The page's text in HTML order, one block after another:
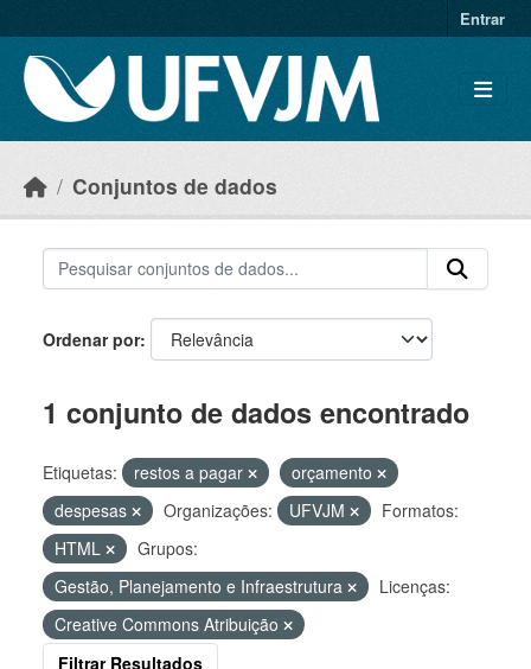
Entrar
Conjuntos de dados
Ordenar por
1 conjunto de dados encontrado
Etiquetas: restos a pagar
orçamento
despesas
Organizações: UFVJM
Formatos:
HTML
Grupos:
Gestão, Planejamento e Infraestrutura
Licenças:
Creative Commons Atribuição
Filtrar Resultados